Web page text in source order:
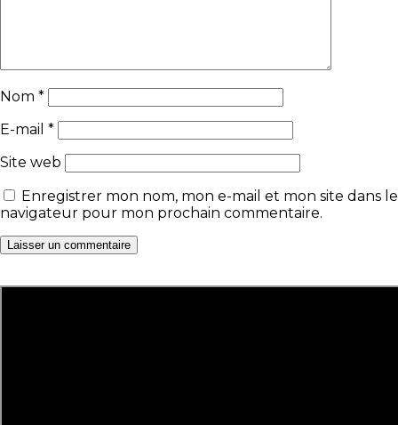
Nom *
E-mail *
Site web
Enregistrer mon nom, mon e-mail et mon site dans le
navigateur pour mon prochain commentaire.